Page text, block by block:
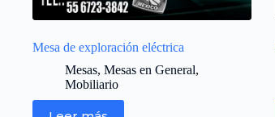
Mesa de exploración eléctrica
Mesas, Mesas en General,
Mobiliario